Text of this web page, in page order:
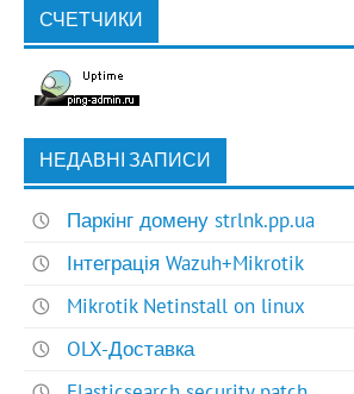
СЧЕТЧИКИ
НЕДАВНІ ЗАПИСИ
Паркінг домену strlnk.pp.ua
Інтеграція Wazuh+Mikrotik
Mikrotik Netinstall on linux
OLX-Доставка